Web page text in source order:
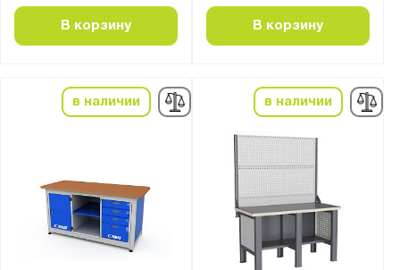
В корзину В корзину
в наличии в наличии
Россия
Верстакофф
Диком
Серия:
COMBAT